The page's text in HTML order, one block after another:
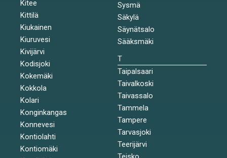
Kitee
Kittilä
Kiukainen
Kiuruvesi
Kivijärvi
Kodisjoki
Kokemäki
Kokkola
Kolari
Konginkangas
Konnevesi
Kontiolahti
Kontiomäki
Sysmä
Säkylä
Säynätsalo
Sääksmäki
T
Taipalsaari
Taivalkoski
Taivassalo
Tammela
Tampere
Tarvasjoki
Teerijärvi